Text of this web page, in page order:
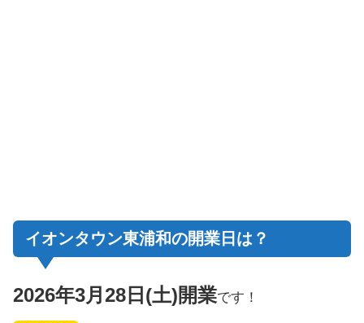
イオンタウン東浦和の開業日は？
2026年3月28日(土)開業です！